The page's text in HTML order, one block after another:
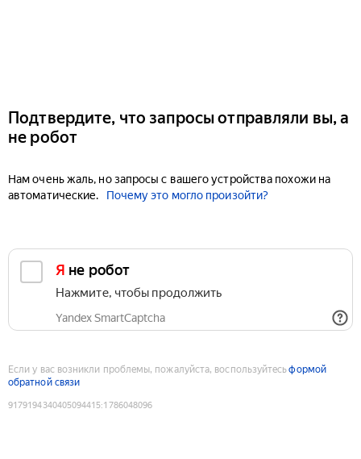
Подтвердите, что запросы отправляли вы, а
не робот
Нам очень жаль, но запросы с вашего устройства похожи на
автоматические.
Почему это могло произойти?
Я не робот
Нажмите, чтобы продолжить
Yandex SmartCaptcha
Если у вас возникли проблемы, пожалуйста, воспользуйтесьформой
обратной связи
9179194340405094415:1786048096